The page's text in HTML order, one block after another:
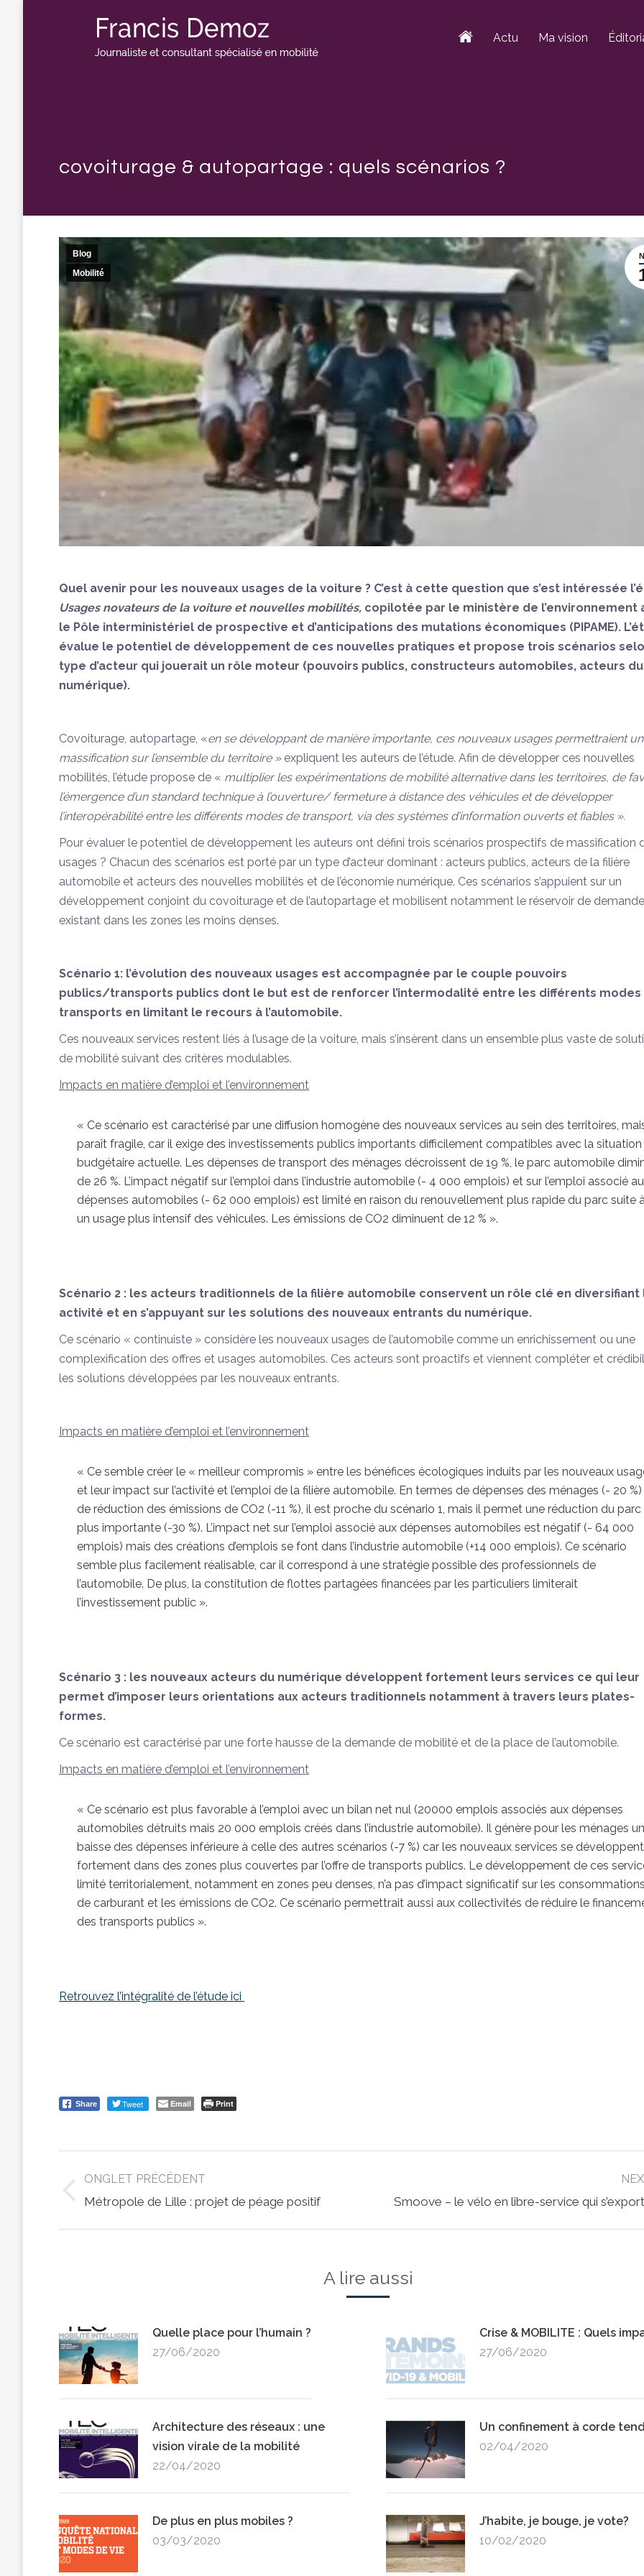
Actu Ma vision
covoiturage & autopartage : quels scénarios ?
Blog
Mobilité
Quel avenir pour les nouveaux usages de la voiture ? C’est à cette question que s’est intéressée
Usages novateurs de la voiture et nouvelles mobilités, copilotée par le ministère de l’environnement
le Pôle interministériel de prospective et d’anticipations des mutations économiques (PIPAME).
évalue le potentiel de développement de ces nouvelles pratiques et propose trois scénarios
type d’acteur qui jouerait un rôle moteur (pouvoirs publics, constructeurs automobiles, acteurs du
numérique).
Covoiturage, autopartage, «en se développant de manière importante, ces nouveaux usages permettraient
massification sur l’ensemble du territoire »expliquent les auteurs de l’étude. Afin de développer ces nouvelles
mobilités, l’étude propose de « multiplier les expérimentations de mobilité alternative dans les territoires, de
l’émergence d’un standard technique à l’ouverture/ fermeture à distance des véhicules et de développer
l’interopérabilité entre les différents modes de transport, via des systèmes d’information ouverts et fiables ».
Pour évaluer le potentiel de développement les auteurs ont défini trois scénarios prospectifs de massification
usages ? Chacun des scénarios est porté par un type d’acteur dominant : acteurs publics, acteurs de la filière
automobile et acteurs des nouvelles mobilités et de l’économie numérique. Ces scénarios s’appuient sur un
développement conjoint du covoiturage et de l’autopartage et mobilisent notamment le réservoir de demande
existant dans les zones les moins denses.
Scénario 1: l’évolution des nouveaux usages est accompagnée par le couple pouvoirs
publics/transports publics dont le but est de renforcer l’intermodalité entre les différents modes
transports en limitant le recours à l’automobile.
Ces nouveaux services restent liés à l’usage de la voiture, mais s’insèrent dans un ensemble plus vaste de
de mobilité suivant des critères modulables.
Impacts en matière d’emploi et l’environnement
« Ce scénario est caractérisé par une diffusion homogène des nouveaux services au sein des territoires,
paraît fragile, car il exige des investissements publics importants difficilement compatibles avec la situation
budgétaire actuelle. Les dépenses de transport des ménages décroissent de 19 %, le parc automobile
de 26 %. L’impact négatif sur l’emploi dans l’industrie automobile (- 4 000 emplois) et sur l’emploi associé
dépenses automobiles (- 62 000 emplois) est limité en raison du renouvellement plus rapide du parc suite
un usage plus intensif des véhicules. Les émissions de CO2 diminuent de 12 % ».
Scénario 2 : les acteurs traditionnels de la filière automobile conservent un rôle clé en diversifiant
activité et en s’appuyant sur les solutions des nouveaux entrants du numérique.
Ce scénario « continuiste » considère les nouveaux usages de l’automobile comme un enrichissement ou une
complexification des offres et usages automobiles. Ces acteurs sont proactifs et viennent compléter et
les solutions développées par les nouveaux entrants.
Impacts en matière d’emploi et l’environnement
« Ce semble créer le « meilleur compromis » entre les bénéfices écologiques induits par les nouveaux
et leur impact sur l’activité et l’emploi de la filière automobile. En termes de dépenses des ménages (- 20
de réduction des émissions de CO2 (-11 %), il est proche du scénario 1, mais il permet une réduction du parc
plus importante (-30 %). L’impact net sur l’emploi associé aux dépenses automobiles est négatif (- 64 000
emplois) mais des créations d’emplois se font dans l’industrie automobile (+14 000 emplois). Ce scénario
semble plus facilement réalisable, car il correspond à une stratégie possible des professionnels de
l’automobile. De plus, la constitution de flottes partagées financées par les particuliers limiterait
l’investissement public ».
Scénario 3 : les nouveaux acteurs du numérique développent fortement leurs services ce qui leur
permet d’imposer leurs orientations aux acteurs traditionnels notamment à travers leurs plates-
formes.
Ce scénario est caractérisé par une forte hausse de la demande de mobilité et de la place de l’automobile.
Impacts en matière d’emploi et l’environnement
« Ce scénario est plus favorable à l’emploi avec un bilan net nul (20000 emplois associés aux dépenses
automobiles détruits mais 20 000 emplois créés dans l’industrie automobile). Il génère pour les ménages
baisse des dépenses inférieure à celle des autres scénarios (-7 %) car les nouveaux services se développent
fortement dans des zones plus couvertes par l’offre de transports publics. Le développement de ces
limité territorialement, notamment en zones peu denses, n’a pas d’impact significatif sur les consommations
de carburant et les émissions de CO2. Ce scénario permettrait aussi aux collectivités de réduire le
des transports publics ».
Retrouvez l’intégralité de l’étude ici
Share Tweet Email Print
navigation
ONGLET PRÉCÉDENT
Previous
Métropole de Lille : projet de péage positif
Next
Smoove – le vélo en libre-service qui
A lire aussi
Quelle place pour l’humain ?
27/06/2020
Crise & MOBILITE : Quels
27/06/2020
Architecture des réseaux : une
vision virale de la mobilité
22/04/2020
Un confinement à corde
02/04/2020
De plus en plus mobiles ?
03/03/2020
J’habite, je bouge, je vote?
10/02/2020